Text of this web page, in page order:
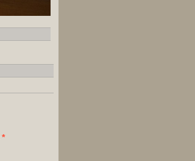
*